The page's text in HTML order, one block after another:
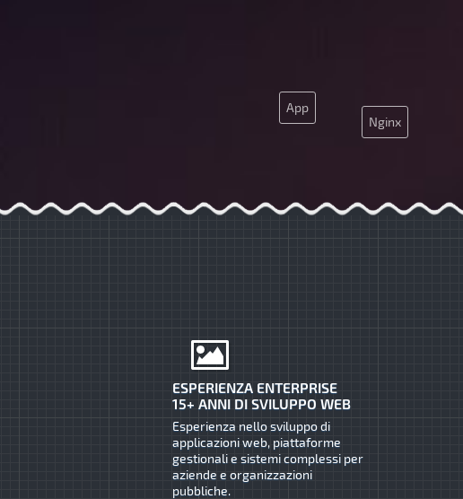
App
Nginx
ESPERIENZA ENTERPRISE
15+ ANNI DI SVILUPPO WEB
Esperienza nello sviluppo di
applicazioni web, piattaforme
gestionali e sistemi complessi per
aziende e organizzazioni
pubbliche.